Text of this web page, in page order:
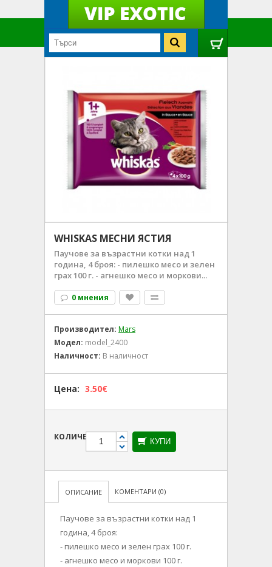
WHISKAS МЕСНИ ЯСТИЯ
Паучове за възрастни котки над 1
година, 4 броя: - пилешко месо и зелен
грах 100 г. - агнешко месо и моркови...
0 мнения
Производител: Mars
Модел: model_2400
Наличност: В наличност
Цена: 3.50€
КОЛИЧЕСТВО КУПИ
ОПИСАНИЕ КОМЕНТАРИ (0)
Паучове за възрастни котки над 1
година, 4 броя:
- пилешко месо и зелен грах 100 г.
- агнешко месо и моркови 100 г.